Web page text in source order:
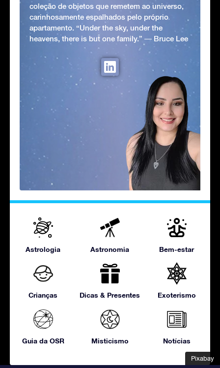
Pixabay
Pixabay
coleção de objetos que remetem ao universo,
carinhosamente espalhados pelo próprio
apartamento. “Under the sky, under the
heavens, there is but one family.” ― Bruce Lee
Astrologia Astronomia Bem-estar
Crianças Dicas & Presentes Exoterismo
Guia da OSR Misticismo Notícias